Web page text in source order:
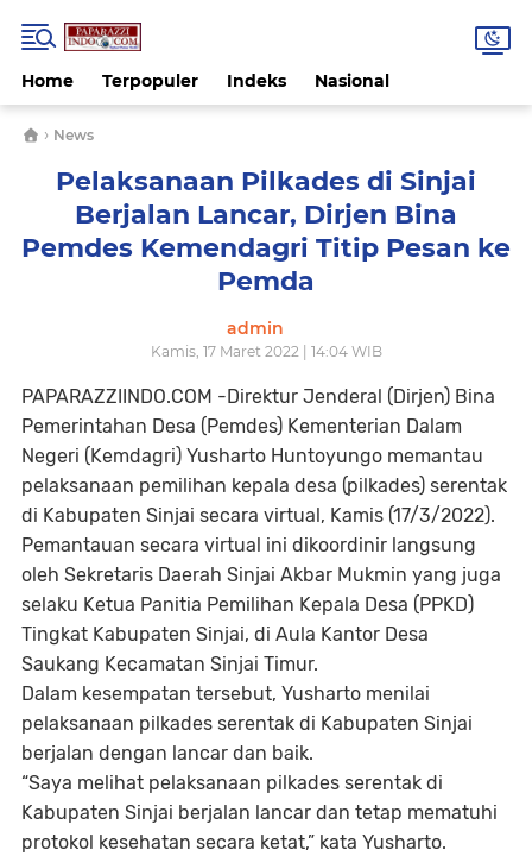
Home Terpopuler Indeks Nasional
› News
Pelaksanaan Pilkades di Sinjai
Berjalan Lancar, Dirjen Bina
Pemdes Kemendagri Titip Pesan ke
Pemda
admin
Kamis, 17 Maret 2022 | 14:04 WIB
PAPARAZZIINDO.COM -Direktur Jenderal (Dirjen) Bina
Pemerintahan Desa (Pemdes) Kementerian Dalam
Negeri (Kemdagri) Yusharto Huntoyungo memantau
pelaksanaan pemilihan kepala desa (pilkades) serentak
di Kabupaten Sinjai secara virtual, Kamis (17/3/2022).
Pemantauan secara virtual ini dikoordinir langsung
oleh Sekretaris Daerah Sinjai Akbar Mukmin yang juga
selaku Ketua Panitia Pemilihan Kepala Desa (PPKD)
Tingkat Kabupaten Sinjai, di Aula Kantor Desa
Saukang Kecamatan Sinjai Timur.
Dalam kesempatan tersebut, Yusharto menilai
pelaksanaan pilkades serentak di Kabupaten Sinjai
berjalan dengan lancar dan baik.
“Saya melihat pelaksanaan pilkades serentak di
Kabupaten Sinjai berjalan lancar dan tetap mematuhi
protokol kesehatan secara ketat,” kata Yusharto.